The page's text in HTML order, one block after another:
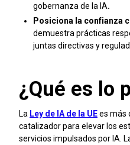
gobernanza de la IA.
Posiciona la confianza
demuestra prácticas
juntas directivas y
¿Qué es lo
La Ley de IA de la UEes más
catalizador para elevar los
servicios impulsados por IA.